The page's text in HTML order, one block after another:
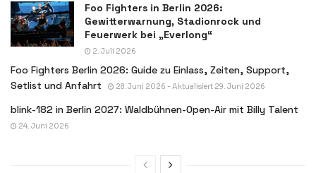
Foo Fighters in Berlin 2026:
Gewitterwarnung, Stadionrock und
Feuerwerk bei „Everlong“
2. Juli 2026
Foo Fighters Berlin 2026: Guide zu Einlass, Zeiten, Support,
Setlist und Anfahrt
28. Juni 2026 - Aktualisiert 29. Juni 2026
blink-182 in Berlin 2027: Waldbühnen-Open-Air mit Billy Talent
24. Juni 2026